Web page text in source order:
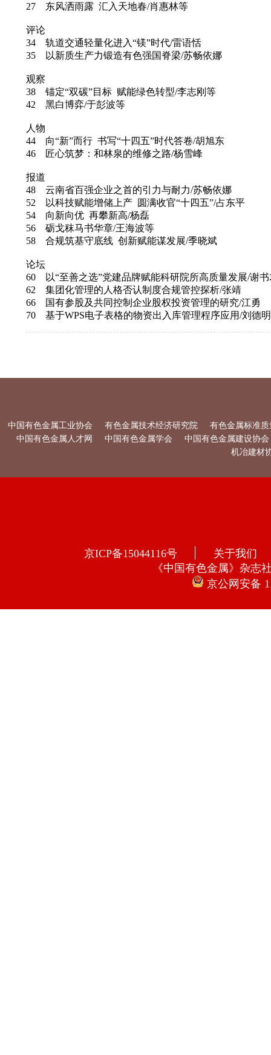
27 东风洒雨露 汇入天地春/肖惠林等
评论
34 轨道交通轻量化进入“镁”时代/雷语恬
35 以新质生产力锻造有色强国脊梁/苏畅依娜
观察
38 锚定“双碳”目标 赋能绿色转型/李志刚等
42 黑白博弈/于彭波等
人物
44 向“新”而行 书写“十四五”时代答卷/胡旭东
46 匠心筑梦：和林泉的维修之路/杨雪峰
报道
48 云南省百强企业之首的引力与耐力/苏畅依娜
52 以科技赋能增储上产 圆满收官“十四五”/占东平
54 向新向优 再攀新高/杨磊
56 砺戈秣马书华章/王海波等
58 合规筑基守底线 创新赋能谋发展/季晓斌
论坛
60 以“至善之选”党建品牌赋能科研院所高质量发展/谢书
62 集团化管理的人格否认制度合规管控探析/张靖
66 国有参股及共同控制企业股权投资管理的研究/江勇
70 基于WPS电子表格的物资出入库管理程序应用/刘德
中国有色金属工业协会 有色金属技术经济研究院
有色金属标准
中国有色金属人才网
中国有色金属学会
中国有色金属建设协会
机冶建材
京ICP备15044116号
关于我们
《中国有色金属》杂志
京公网安备